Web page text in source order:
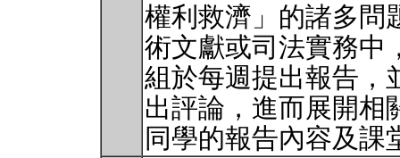
權利救濟」的諸多問
術文獻或司法實務中
組於每週提出報告，
出評論，進而展開相
同學的報告內容及